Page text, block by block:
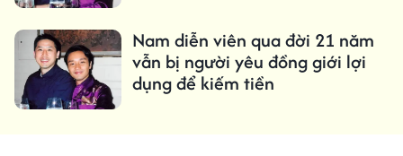
Nam diễn viên qua đời 21 năm
vẫn bị người yêu đồng giới lợi
dụng để kiếm tiền